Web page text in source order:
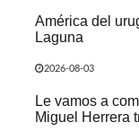
América del
Laguna
2026-08-03
Le vamos a
Miguel Herrera